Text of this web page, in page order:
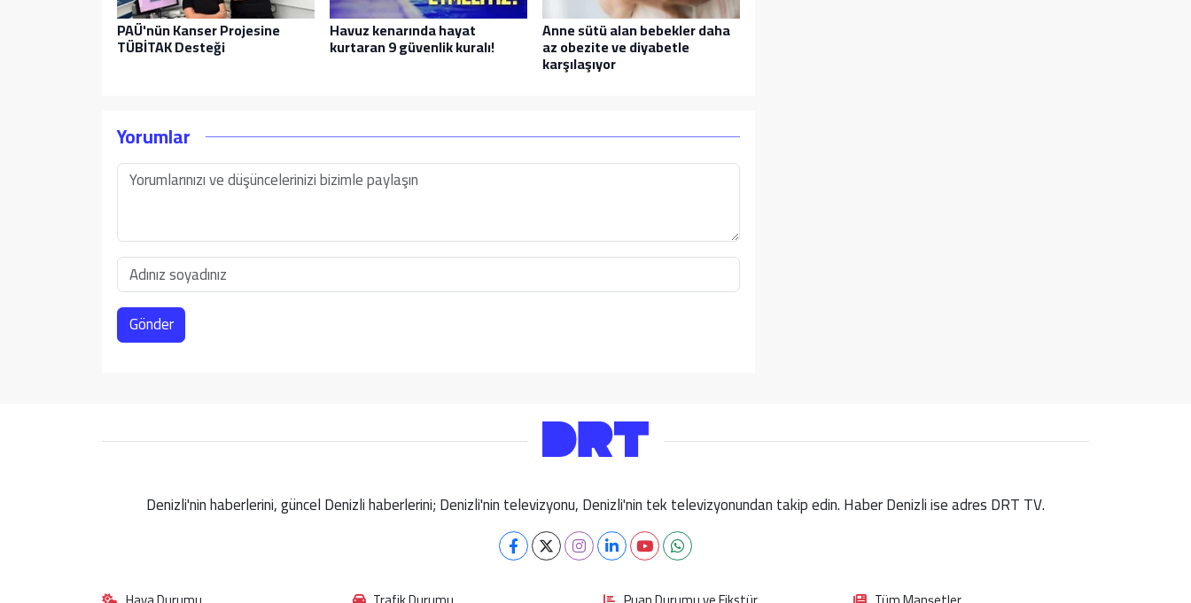
PAÜ'nün Kanser Projesine
TÜBİTAK Desteği
Havuz kenarında hayat
kurtaran 9 güvenlik kuralı!
Anne sütü alan bebekler daha
az obezite ve diyabetle
karşılaşıyor
Yorumlar
Gönder
Denizli'nin haberlerini, güncel Denizli haberlerini; Denizli'nin televizyonu, Denizli'nin tek televizyonundan takip edin. Haber Denizli ise adres DRT TV.